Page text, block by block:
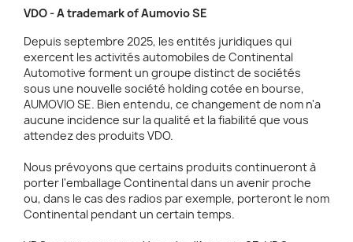
VDO - A trademark of Aumovio SE
Depuis septembre 2025, les entités juridiques qui
exercent les activités automobiles de Continental
Automotive forment un groupe distinct de sociétés
sous une nouvelle société holding cotée en bourse,
AUMOVIO SE. Bien entendu, ce changement de nom n'a
aucune incidence sur la qualité et la fiabilité que vous
attendez des produits VDO.
Nous prévoyons que certains produits continueront à
porter l'emballage Continental dans un avenir proche
ou, dans le cas des radios par exemple, porteront le nom
Continental pendant un certain temps.